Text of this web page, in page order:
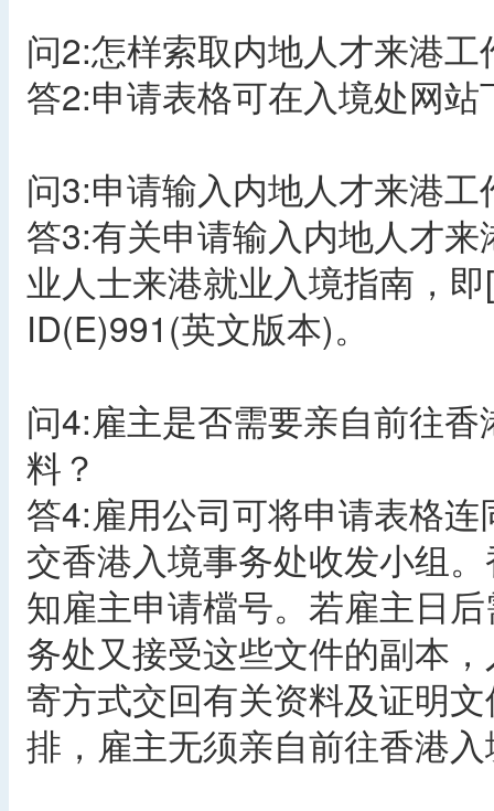
问2:怎样索取内地人才来港
答2:申请表格可在入境处网站
问3:申请输入内地人才来港
答3:有关申请输入内地人才
业人士来港就业入境指南，
ID(E)991(英文版本)。
问4:雇主是否需要亲自前往
料？
答4:雇用公司可将申请表格
交香港入境事务处收发小组
知雇主申请檔号。若雇主日
务处又接受这些文件的副本
寄方式交回有关资料及证明
排，雇主无须亲自前往香港